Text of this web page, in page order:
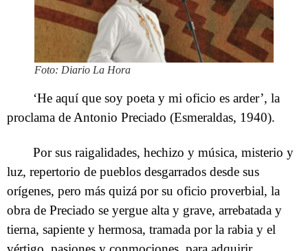
Foto: Diario La Hora
‘He aquí que soy poeta y mi oficio es arder’, la
proclama de Antonio Preciado (Esmeraldas, 1940).
Por sus raigalidades, hechizo y música, misterio y
luz, repertorio de pueblos desgarrados desde sus
orígenes, pero más quizá por su oficio proverbial, la
obra de Preciado se yergue alta y grave, arrebatada y
tierna, sapiente y hermosa, tramada por la rabia y el